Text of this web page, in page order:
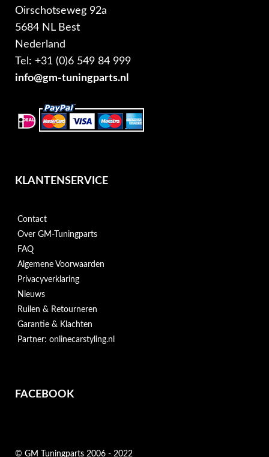
Oirschotseweg 92a
5684 NL Best
Nederland
Tel: +31 (0)6 549 84 999
info@gm-tuningparts.nl
KLANTENSERVICE
Contact
Over GM-Tuningparts
FAQ
Algemene Voorwaarden
Privacyverklaring
Nieuws
Ruilen & Retourneren
Garantie & Klachten
Partner: onlinecarstyling.nl
FACEBOOK
© GM Tuningparts 2006 - 2022